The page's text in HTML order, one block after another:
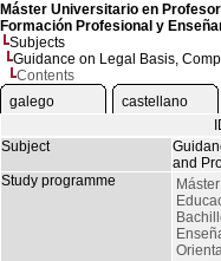
Máster Universitario en
Formación Profesional y
Subjects
Guidance on Legal Basis,
Contents
galego
castellano
Subject
and
Study programme